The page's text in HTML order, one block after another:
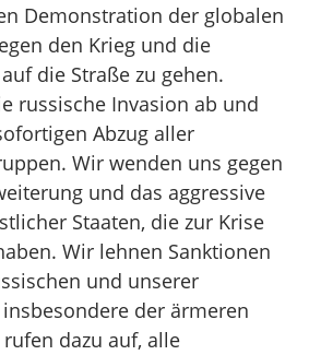
Demonstration der globalen
den Krieg und die
die Straße zu gehen.
russische Invasion ab und
Abzug aller
Wir wenden uns gegen
und das aggressive
Staaten, die zur Krise
Wir lehnen Sanktionen
und unserer
der ärmeren
dazu auf, alle